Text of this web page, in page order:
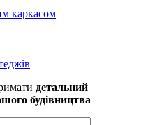
каркасом
детальний
будівництва